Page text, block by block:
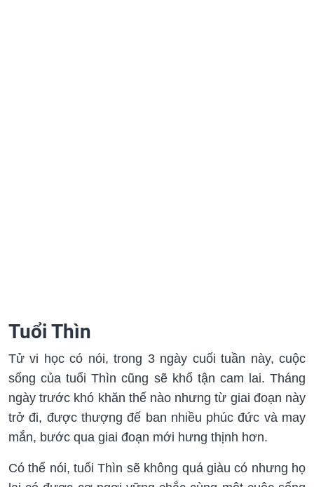
Tuổi Thìn
Tử vi học có nói, trong 3 ngày cuối tuần này, cuộc
sống của tuổi Thìn cũng sẽ khổ tận cam lai. Tháng
ngày trước khó khăn thế nào nhưng từ giai đoạn này
trở đi, được thượng đế ban nhiều phúc đức và may
mắn, bước qua giai đoạn mới hưng thịnh hơn.
Có thể nói, tuổi Thìn sẽ không quá giàu có nhưng họ